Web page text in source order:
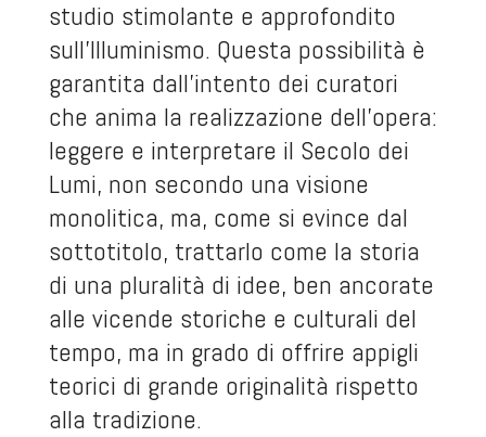
studio stimolante e approfondito
sull’Illuminismo. Questa possibilità è
garantita dall’intento dei curatori
che anima la realizzazione dell’opera:
leggere e interpretare il Secolo dei
Lumi, non secondo una visione
monolitica, ma, come si evince dal
sottotitolo, trattarlo come la storia
di una pluralità di idee, ben ancorate
alle vicende storiche e culturali del
tempo, ma in grado di offrire appigli
teorici di grande originalità rispetto
alla tradizione.